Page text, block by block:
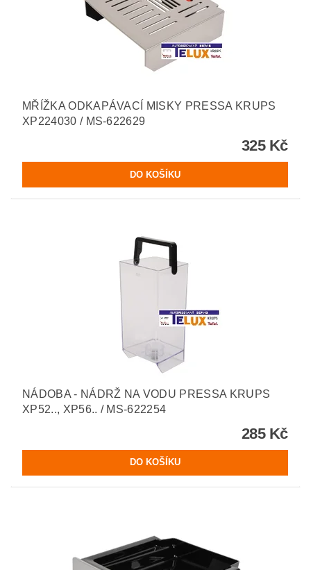
MŘÍŽKA ODKAPÁVACÍ MISKY PRESSA KRUPS
XP224030 / MS-622629
325 Kč
NÁDOBA - NÁDRŽ NA VODU PRESSA KRUPS
XP52.., XP56.. / MS-622254
285 Kč